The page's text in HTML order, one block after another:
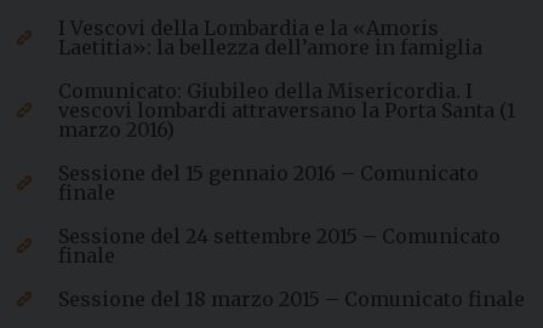
I Vescovi della Lombardia e la «Amoris
Laetitia»: la bellezza dell’amore in famiglia
Comunicato: Giubileo della Misericordia. I
vescovi lombardi attraversano la Porta Santa (1
marzo 2016)
Sessione del 15 gennaio 2016 – Comunicato
finale
Sessione del 24 settembre 2015 – Comunicato
finale
Sessione del 18 marzo 2015 – Comunicato finale